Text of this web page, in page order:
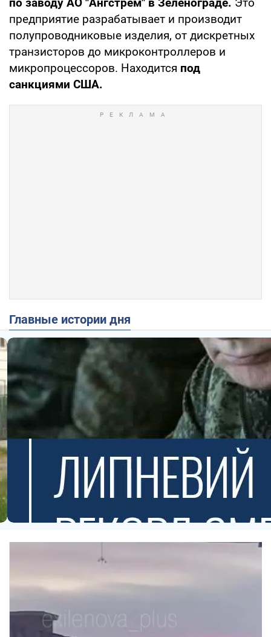
предприятие разрабатывает и производит
полупроводниковые изделия, от дискретных
транзисторов до микроконтроллеров и
микропроцессоров. Находится под
санкциями США.
Главные истории дня